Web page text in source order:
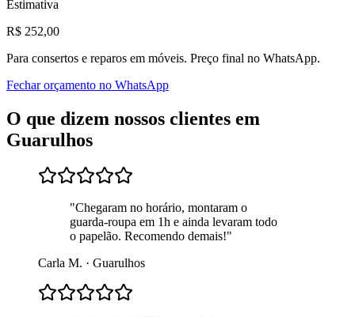
Estimativa
R$ 252,00
Para consertos e reparos em móveis. Preço final no WhatsApp.
Fechar orçamento no WhatsApp
O que dizem nossos clientes em
Guarulhos
"Chegaram no horário, montaram o
guarda-roupa em 1h e ainda levaram todo
o papelão. Recomendo demais!"
Carla M. · Guarulhos